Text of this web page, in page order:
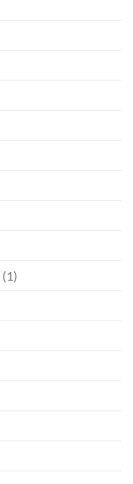
(1)